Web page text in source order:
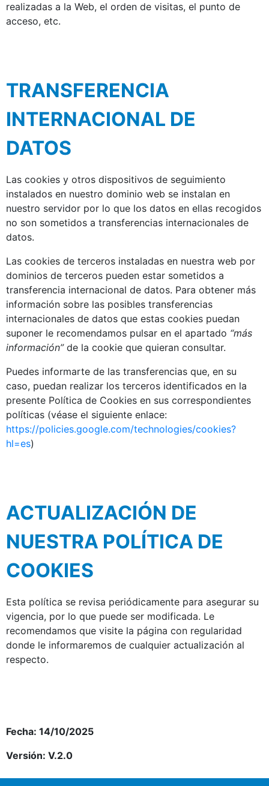
realizadas a la Web, el orden de visitas, el punto de
acceso, etc.
TRANSFERENCIA
INTERNACIONAL DE
DATOS
Las cookies y otros dispositivos de seguimiento
instalados en nuestro dominio web se instalan en
nuestro servidor por lo que los datos en ellas recogidos
no son sometidos a transferencias internacionales de
datos.
Las cookies de terceros instaladas en nuestra web por
dominios de terceros pueden estar sometidos a
transferencia internacional de datos. Para obtener más
información sobre las posibles transferencias
internacionales de datos que estas cookies puedan
suponer le recomendamos pulsar en el apartado “más
información”de la cookie que quieran consultar.
Puedes informarte de las transferencias que, en su
caso, puedan realizar los terceros identificados en la
presente Política de Cookies en sus correspondientes
políticas (véase el siguiente enlace:
https://policies.google.com/technologies/cookies?
hl=es)
ACTUALIZACIÓN DE
NUESTRA POLÍTICA DE
COOKIES
Esta política se revisa periódicamente para asegurar su
vigencia, por lo que puede ser modificada. Le
recomendamos que visite la página con regularidad
donde le informaremos de cualquier actualización al
respecto.
Fecha: 14/10/2025
Versión: V.2.0